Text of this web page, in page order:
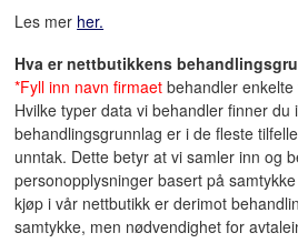
Les mer her.
Hva er nettbutikkens
*Fyll inn navn firmaet behandler
Hvilke typer data vi behandler finner du
behandlingsgrunnlag er i de fleste
unntak. Dette betyr at vi samler inn og
personopplysninger basert på
kjøp i vår nettbutikk er derimot
samtykke, men nødvendighet for